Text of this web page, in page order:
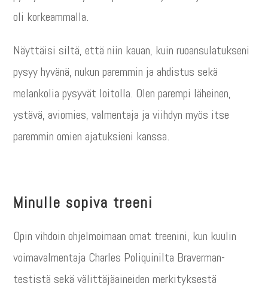
oli korkeammalla.
Näyttäisi siltä, että niin kauan, kuin ruoansulatukseni
pysyy hyvänä, nukun paremmin ja ahdistus sekä
melankolia pysyvät loitolla. Olen parempi läheinen,
ystävä, aviomies, valmentaja ja viihdyn myös itse
paremmin omien ajatuksieni kanssa.
Minulle sopiva treeni
Opin vihdoin ohjelmoimaan omat treenini, kun kuulin
voimavalmentaja Charles Poliquinilta Braverman-
testistä sekä välittäjäaineiden merkityksestä